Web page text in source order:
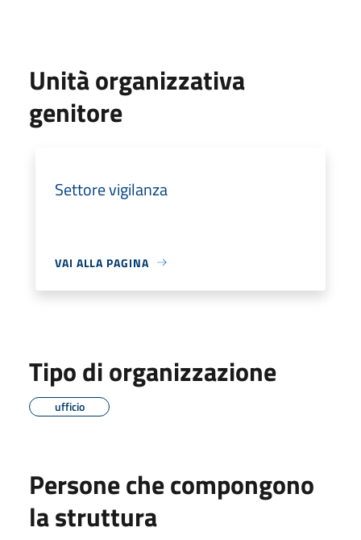
Unità organizzativa
genitore
Settore vigilanza
VAI ALLA PAGINA
Tipo di organizzazione
ufficio
Persone che compongono
la struttura